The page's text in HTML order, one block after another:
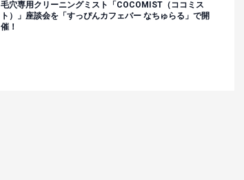
毛穴専用クリーニングミスト「COCOMIST（ココミス
ト）」座談会を「すっぴんカフェバー なちゅらる」で開
催！